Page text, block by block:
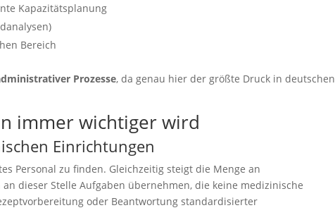
Kapazitätsplanung
Bereich
Prozesse, da genau hier der größte Druck in deutschen
immer wichtiger wird
Einrichtungen
Personal zu finden. Gleichzeitig steigt die Menge an
dieser Stelle Aufgaben übernehmen, die keine medizinische
oder Beantwortung standardisierter